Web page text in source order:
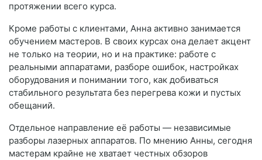
протяжении всего курса.
Кроме работы с клиентами, Анна активно занимается
обучением мастеров. В своих курсах она делает акцент
не только на теории, но и на практике: работе с
реальными аппаратами, разборе ошибок, настройках
оборудования и понимании того, как добиваться
стабильного результата без перегрева кожи и пустых
обещаний.
Отдельное направление её работы — независимые
разборы лазерных аппаратов. По мнению Анны, сегодня
мастерам крайне не хватает честных обзоров